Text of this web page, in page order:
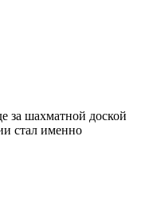
за шахматной доской
стал именно